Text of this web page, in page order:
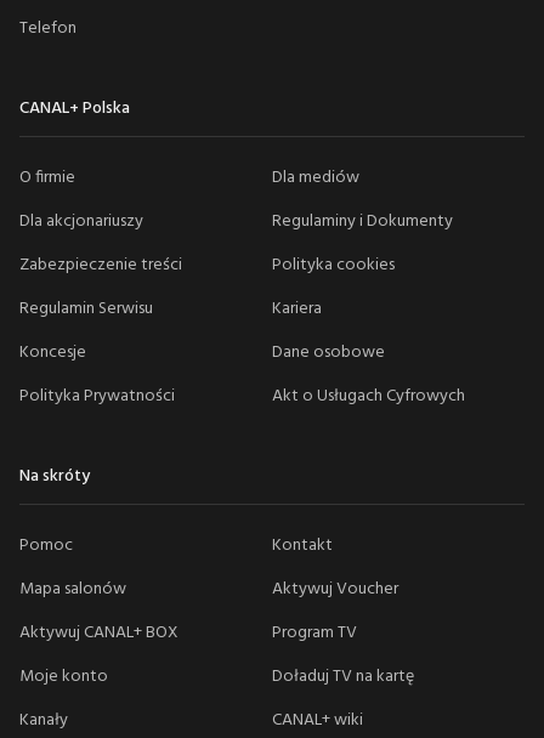
Telefon
CANAL+ Polska
O firmie
Dla mediów
Dla akcjonariuszy
Regulaminy i Dokumenty
Zabezpieczenie treści
Polityka cookies
Regulamin Serwisu
Kariera
Koncesje
Dane osobowe
Polityka Prywatności
Akt o Usługach Cyfrowych
Na skróty
Pomoc
Kontakt
Mapa salonów
Aktywuj Voucher
Aktywuj CANAL+ BOX
Program TV
Moje konto
Doładuj TV na kartę
Kanały
CANAL+ wiki